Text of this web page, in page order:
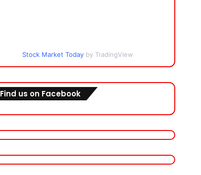
Stock Market Today by TradingView
Find us on Facebook